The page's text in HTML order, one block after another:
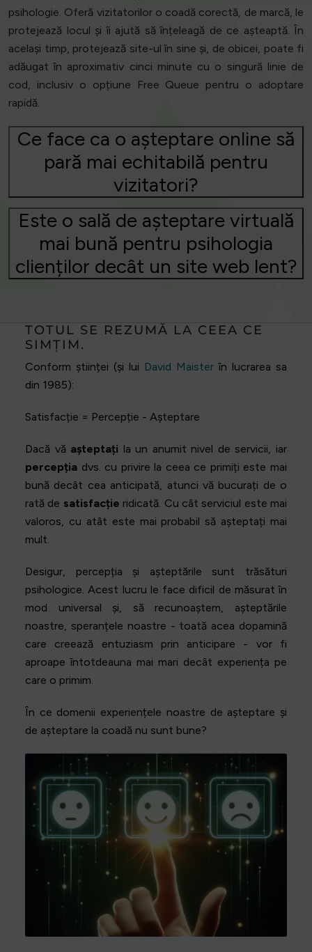
psihologie. Oferă vizitatorilor o coadă corectă, de marcă, le
protejează locul și îi ajută să înțeleagă de ce așteaptă. În
același timp, protejează site-ul în sine și, de obicei, poate fi
adăugat în aproximativ cinci minute cu o singură linie de
cod, inclusiv o opțiune Free Queue pentru o adoptare
rapidă.
Ce face ca o așteptare online să
pară mai echitabilă pentru
vizitatori?
Este o sală de așteptare virtuală
mai bună pentru psihologia
clienților decât un site web lent?
TOTUL SE REZUMĂ LA CEEA CE
SIMȚIM.
Conform științei (și lui David Maister în lucrarea sa
din 1985):
Satisfacție = Percepție - Așteptare
Dacă vă așteptați la un anumit nivel de servicii, iar
percepția dvs. cu privire la ceea ce primiți este mai
bună decât cea anticipată, atunci vă bucurați de o
rată de satisfacție ridicată. Cu cât serviciul este mai
valoros, cu atât este mai probabil să așteptați mai
mult.
Desigur, percepția și așteptările sunt trăsături
psihologice. Acest lucru le face dificil de măsurat în
mod universal și, să recunoaștem, așteptările
noastre, speranțele noastre - toată acea dopamină
care creează entuziasm prin anticipare - vor fi
aproape întotdeauna mai mari decât experiența pe
care o primim.
În ce domenii experiențele noastre de așteptare și
de așteptare la coadă nu sunt bune?